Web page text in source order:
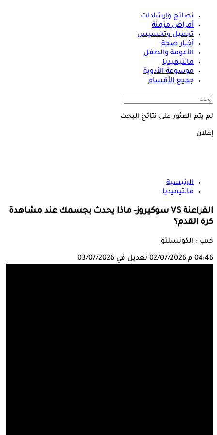
نصائح وإرشادات
أمراض مزمنة
تجميل وتخسيس
أخبار صحة
الأمومة والطفل
مالتيميديا
موسوعة الأدوية
جميع الأقسام
لم يتم العثور على نتائج البحث
إعلان
الرئيسية
مالتيميديا
الفراعنة VS سوكيروز- ماذا يحدث بجسمك عند مشاهدة
كرة القدم؟
كتب : الكونسلتو
04:46 م 02/07/2026 تعديل في 03/07/2026